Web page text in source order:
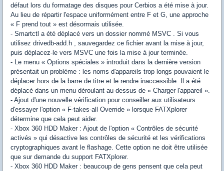
défaut lors du formatage des disques pour Cerbios a été mise à jour.
Au lieu de répartir l'espace uniformément entre F et G, une approche
« F prend tout » est désormais utilisée.
- Smartctl a été déplacé vers un dossier nommé MSVC . Si vous
utilisez drivedb-add.h , sauvegardez ce fichier avant la mise à jour,
puis déplacez-le vers MSVC une fois la mise à jour terminée.
- Le menu « Options spéciales » introduit dans la dernière version
présentait un problème : les noms d'appareils trop longs pouvaient le
déplacer hors de la barre de titre et le rendre inaccessible. Il a été
déplacé dans un menu déroulant au-dessus de « Charger l'appareil ».
- Ajout d'une nouvelle vérification pour conseiller aux utilisateurs
d'essayer l'option « F-takes-all Override » lorsque FATXplorer
détermine que cela peut aider.
- Xbox 360 HDD Maker : Ajout de l'option « Contrôles de sécurité
activés » qui désactive les contrôles de sécurité et les vérifications
cryptographiques avant le flashage. Cette option ne doit être utilisée
que sur demande du support FATXplorer.
- Xbox 360 HDD Maker : beaucoup de gens pensent que cela peut